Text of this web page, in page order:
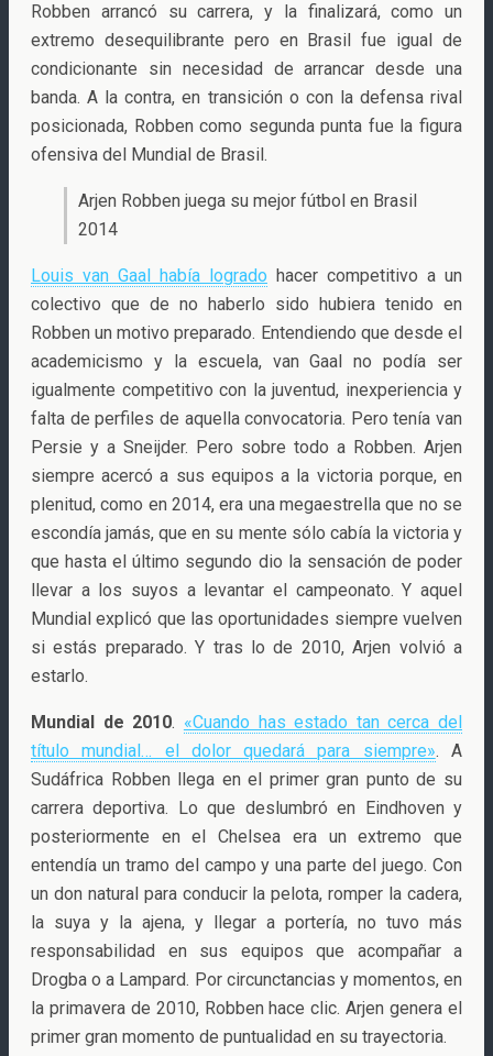
Robben arrancó su carrera, y la finalizará, como un
extremo desequilibrante pero en Brasil fue igual de
condicionante sin necesidad de arrancar desde una
banda. A la contra, en transición o con la defensa rival
posicionada, Robben como segunda punta fue la figura
ofensiva del Mundial de Brasil.
Arjen Robben juega su mejor fútbol en Brasil
2014
Louis van Gaal había logrado hacer competitivo a un
colectivo que de no haberlo sido hubiera tenido en
Robben un motivo preparado. Entendiendo que desde el
academicismo y la escuela, van Gaal no podía ser
igualmente competitivo con la juventud, inexperiencia y
falta de perfiles de aquella convocatoria. Pero tenía van
Persie y a Sneijder. Pero sobre todo a Robben. Arjen
siempre acercó a sus equipos a la victoria porque, en
plenitud, como en 2014, era una megaestrella que no se
escondía jamás, que en su mente sólo cabía la victoria y
que hasta el último segundo dio la sensación de poder
llevar a los suyos a levantar el campeonato. Y aquel
Mundial explicó que las oportunidades siempre vuelven
si estás preparado. Y tras lo de 2010, Arjen volvió a
estarlo.
Mundial de 2010. «Cuando has estado tan cerca del
título mundial… el dolor quedará para siempre». A
Sudáfrica Robben llega en el primer gran punto de su
carrera deportiva. Lo que deslumbró en Eindhoven y
posteriormente en el Chelsea era un extremo que
entendía un tramo del campo y una parte del juego. Con
un don natural para conducir la pelota, romper la cadera,
la suya y la ajena, y llegar a portería, no tuvo más
responsabilidad en sus equipos que acompañar a
Drogba o a Lampard. Por circunctancias y momentos, en
la primavera de 2010, Robben hace clic. Arjen genera el
primer gran momento de puntualidad en su trayectoria.